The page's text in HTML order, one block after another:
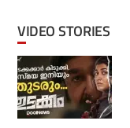
VIDEO STORIES